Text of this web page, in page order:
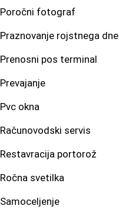
Poročni fotograf
Praznovanje rojstnega dne
Prenosni pos terminal
Prevajanje
Pvc okna
Računovodski servis
Restavracija portorož
Ročna svetilka
Samoceljenje